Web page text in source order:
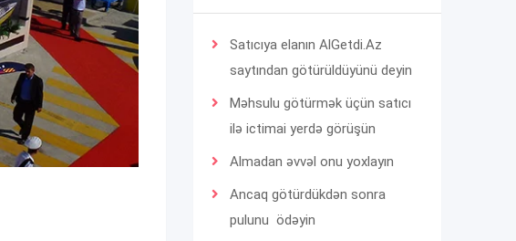
Satıcıya elanın AlGetdi.Az
saytından götürüldüyünü deyin
Məhsulu götürmək üçün satıcı
ilə ictimai yerdə görüşün
Almadan əvvəl onu yoxlayın
Ancaq götürdükdən sonra
pulunu ödəyin